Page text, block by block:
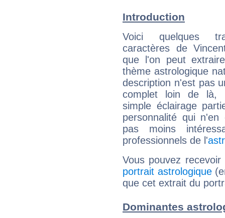
Introduction
Voici quelques
caractères de
que l'on peut
thème astrologique
description n'est pas
complet loin de là,
simple éclairage
personnalité qui n'en
pas moins
professionnels de l'
Vous pouvez
portrait astrologique
que cet extrait du
Dominantes